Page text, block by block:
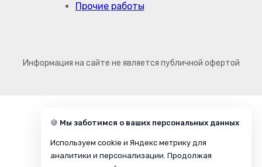
Прочие работы
Информация на сайте не является публичной офертой
🍪 Мы заботимся о ваших персональных данных
Используем cookie и Яндекс метрику для
аналитики и персонализации. Продолжая